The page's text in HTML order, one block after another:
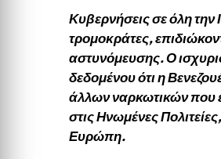
Κυβερνήσεις σε όλη την
τρομοκράτες,
αστυνόμευσης. Ο
δεδομένου ότι η
άλλων ναρκωτικών που
στις Ηνωμένες
Ευρώπη.